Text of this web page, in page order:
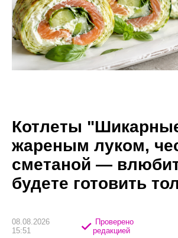
Котлеты
жареным луком,
сметаной —
будете готовить
08.08.2026
15:51
Проверено
редакцией